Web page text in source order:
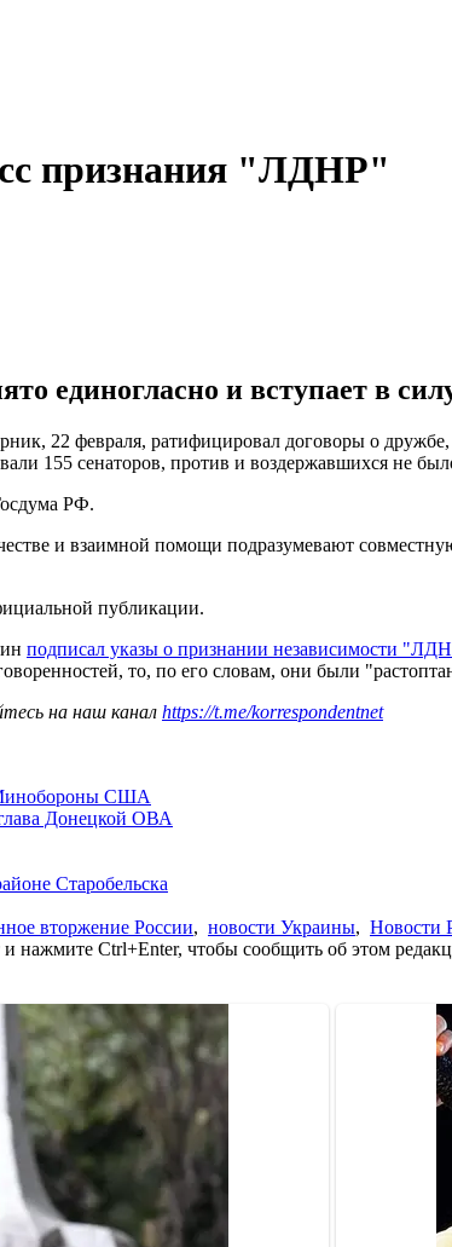
признания "ЛДНР"
единогласно и вступает в
22 февраля, ратифицировал договоры о
155 сенаторов, против и воздержавшихся не
РФ.
и взаимной помощи подразумевают
публикации.
подписал указы о признании независимости
то, по его словам, они были
на наш канал https://t.me/korrespondentnet
Минобороны США
Донецкой ОВА
Старобельска
вторжение России, новости Украины, Новости
нажмите Ctrl+Enter, чтобы сообщить об этом